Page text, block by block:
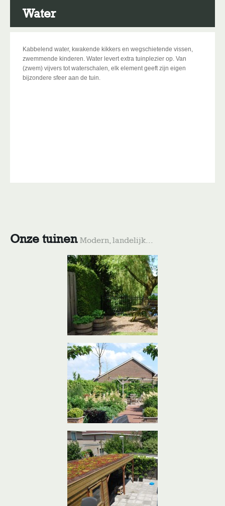
Water
Kabbelend water, kwakende kikkers en wegschietende vissen,
zwemmende kinderen. Water levert extra tuinplezier op. Van
(zwem) vijvers tot waterschalen, elk element geeft zijn eigen
bijzondere sfeer aan de tuin.
Onze tuinen Modern, landelijk...